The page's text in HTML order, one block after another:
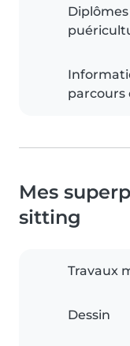
parcours
Mes
sitting
Travaux
Dessin